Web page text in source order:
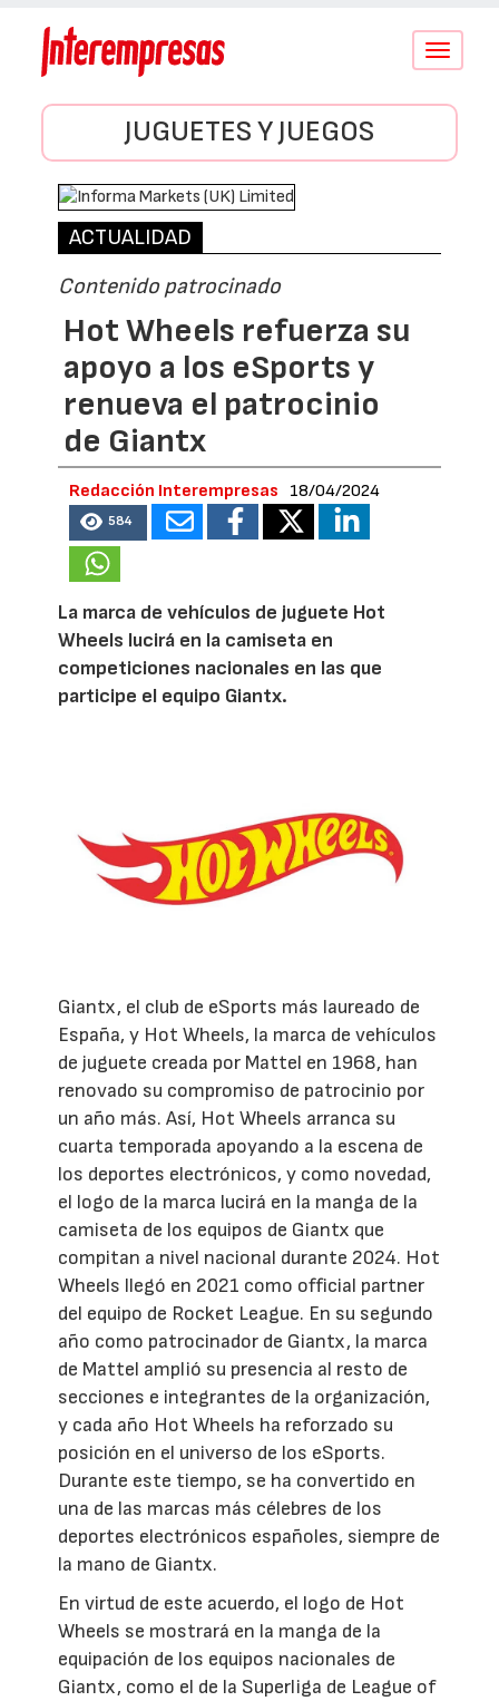
Conmutar
JUGUETES Y JUEGOS
ACTUALIDAD
Contenido patrocinado
Hot Wheels refuerza su
apoyo a los eSports y
renueva el patrocinio
de Giantx
Redacción Interempresas 18/04/2024
584
La marca de vehículos de juguete Hot
Wheels lucirá en la camiseta en
competiciones nacionales en las que
participe el equipo Giantx.
Giantx, el club de eSports más laureado de
España, y Hot Wheels, la marca de vehículos
de juguete creada por Mattel en 1968, han
renovado su compromiso de patrocinio por
un año más. Así, Hot Wheels arranca su
cuarta temporada apoyando a la escena de
los deportes electrónicos, y como novedad,
el logo de la marca lucirá en la manga de la
camiseta de los equipos de Giantx que
compitan a nivel nacional durante 2024. Hot
Wheels llegó en 2021 como official partner
del equipo de Rocket League. En su segundo
año como patrocinador de Giantx, la marca
de Mattel amplió su presencia al resto de
secciones e integrantes de la organización,
y cada año Hot Wheels ha reforzado su
posición en el universo de los eSports.
Durante este tiempo, se ha convertido en
una de las marcas más célebres de los
deportes electrónicos españoles, siempre de
la mano de Giantx.
En virtud de este acuerdo, el logo de Hot
Wheels se mostrará en la manga de la
equipación de los equipos nacionales de
Giantx, como el de la Superliga de League of